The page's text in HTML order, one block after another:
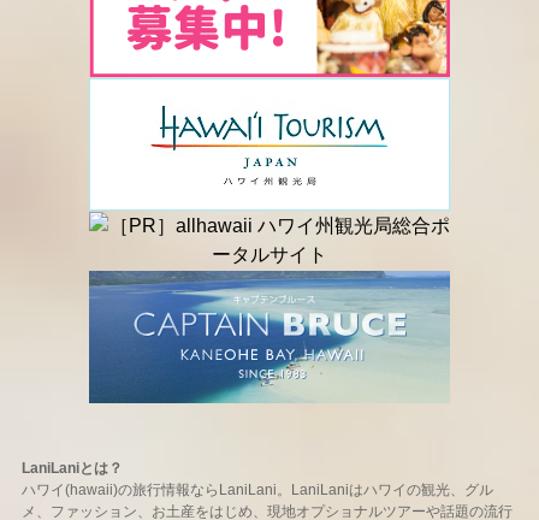
LaniLaniとは？
ハワイ(hawaii)の旅行情報ならLaniLani。LaniLaniはハワイの観光、グル
メ、ファッション、お土産をはじめ、現地オプショナルツアーや話題の流行